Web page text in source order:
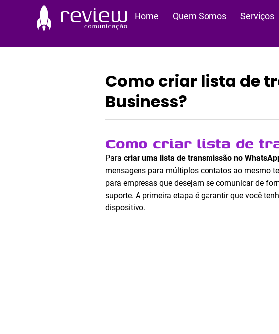
Home Quem Somos Serviços
Como criar lista de
Business?
Como criar lista de
Para criar uma lista de transmissão no
mensagens para múltiplos contatos ao mesmo
para empresas que desejam se comunicar de
suporte. A primeira etapa é garantir que você
dispositivo.